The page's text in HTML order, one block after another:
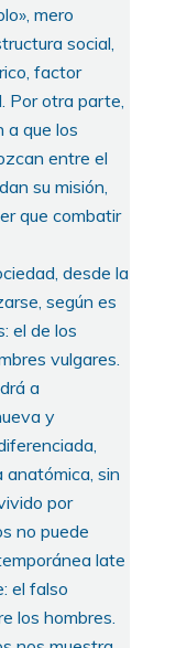
mero
social,
factor
Por otra parte,
a que los
entre el
su misión,
que combatir
desde la
según es
el de los
vulgares.
a
y
anatómica, sin
por
no puede
late
el falso
los hombres.